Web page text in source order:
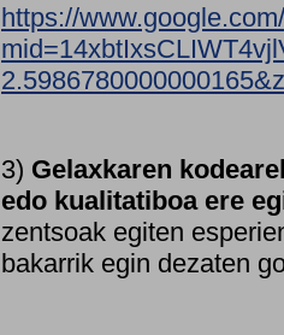
https://
3) Gelaxkaren
edo kualitatiboa ere
zentsoak egiten
bakarrik egin dezaten